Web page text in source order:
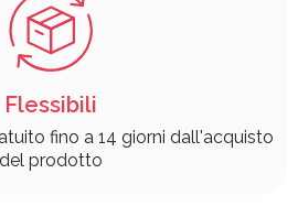
Flessibili
fino a 14 giorni dall'acquisto
del prodotto